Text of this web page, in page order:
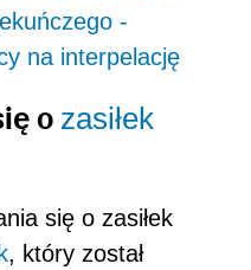
-
na interpelację
o zasiłek
się o zasiłek
, który został